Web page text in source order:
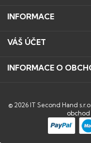
INFORMACE
VÁŠ ÚČET
INFORMACE O
© 2026 IT Second Hand
obchod